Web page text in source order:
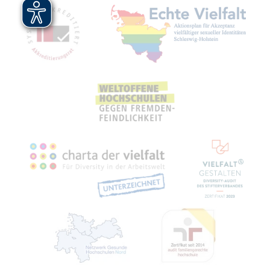
Mit­glied­schaf­ten,